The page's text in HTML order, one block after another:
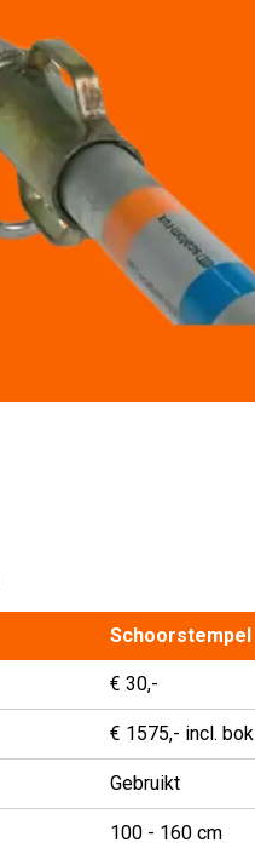
Schoorstempel
€ 30,-
€ 1575,- incl. bok
Gebruikt
100 - 160 cm